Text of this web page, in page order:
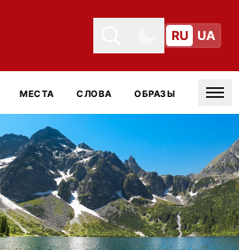
Toggle themeToggle theme
RU UA
МЕСТА СЛОВА ОБРАЗЫ